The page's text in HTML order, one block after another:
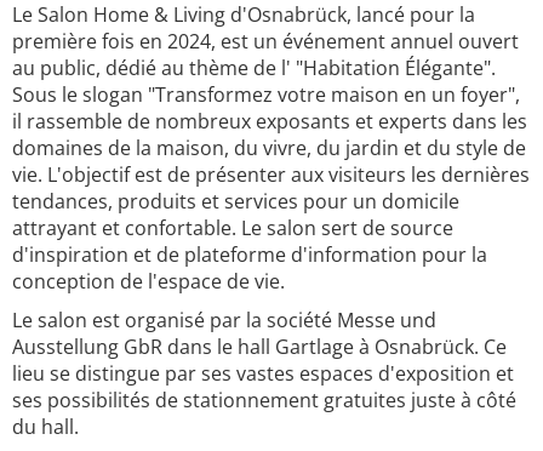
Le Salon Home & Living d'Osnabrück, lancé pour la
première fois en 2024, est un événement annuel ouvert
au public, dédié au thème de l' "Habitation Élégante".
Sous le slogan "Transformez votre maison en un foyer",
il rassemble de nombreux exposants et experts dans les
domaines de la maison, du vivre, du jardin et du style de
vie. L'objectif est de présenter aux visiteurs les dernières
tendances, produits et services pour un domicile
attrayant et confortable. Le salon sert de source
d'inspiration et de plateforme d'information pour la
conception de l'espace de vie.
Le salon est organisé par la société Messe und
Ausstellung GbR dans le hall Gartlage à Osnabrück. Ce
lieu se distingue par ses vastes espaces d'exposition et
ses possibilités de stationnement gratuites juste à côté
du hall.